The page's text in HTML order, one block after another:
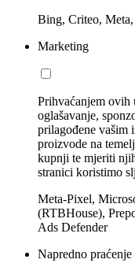
Bing, Criteo,
Marketing
Prihvaćanjem ovih
oglašavanje,
prilagođene vašim
proizvode na
kupnji te mjeriti
stranici koristimo
Meta-Pixel,
(RTBHouse),
Ads Defender
Napredno